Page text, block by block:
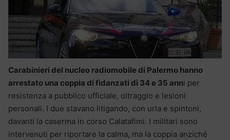
Carabinieri del nucleo radiomobile di Palermo hanno
arrestato una coppia di fidanzati di 34 e 35 anni per
resistenza a pubblico ufficiale, oltraggio e lesioni
personali. I due stavano litigando, con urla e spintoni,
davanti la caserma in corso Calatafimi. I militari sono
intervenuti per riportare la calma, ma la coppia anziché